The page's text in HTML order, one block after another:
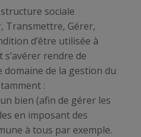
sociale
Transmettre, Gérer,
d’être utilisée à
s’avérer rendre de
domaine de la gestion du
:
bien (afin de gérer les
en imposant des
à tous par exemple.